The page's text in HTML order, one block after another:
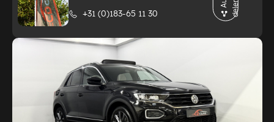
+31 (0)183-65 11 30 u
n